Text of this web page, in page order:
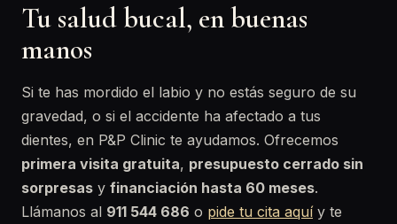
Tu salud bucal, en buenas
manos
Si te has mordido el labio y no estás seguro de su
gravedad, o si el accidente ha afectado a tus
dientes, en P&P Clinic te ayudamos. Ofrecemos
primera visita gratuita, presupuesto cerrado sin
sorpresas y financiación hasta 60 meses.
Llámanos al 911 544 686 o pide tu cita aquíy te